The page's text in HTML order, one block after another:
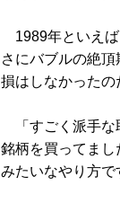
1989年といえば
さにバブルの絶
損はしなかったの
「すごく派手な
銘柄を買ってまし
みたいなやり方で